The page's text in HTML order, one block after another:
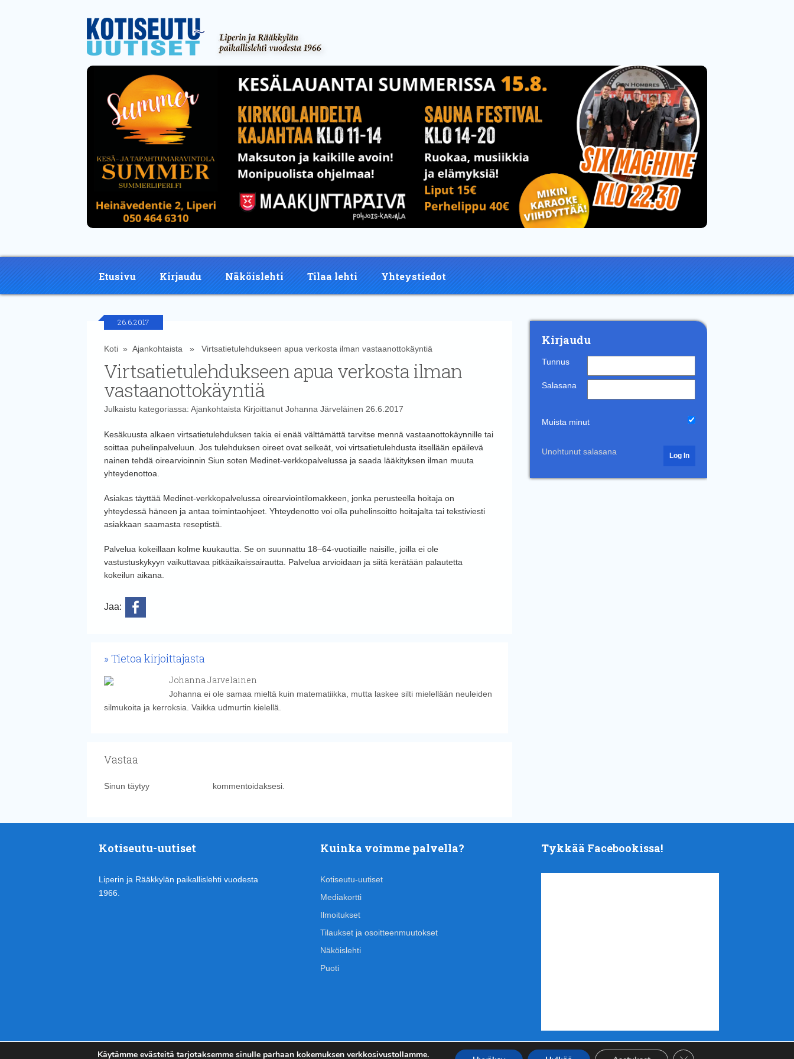
Etusivu Kirjaudu Näköislehti Tilaa lehti Yhteystiedot
26.6.2017
Koti» Ajankohtaista » Virtsatietulehdukseen apua verkosta ilman vastaanottokäyntiä
Virtsatietulehdukseen apua verkosta ilman
vastaanottokäyntiä
Julkaistu kategoriassa: Ajankohtaista Kirjoittanut Johanna Järveläinen 26.6.2017
Kesäkuusta alkaen virtsatietulehduksen takia ei enää välttämättä tarvitse mennä vastaanottokäynnille tai
soittaa puhelinpalveluun. Jos tulehduksen oireet ovat selkeät, voi virtsatietulehdusta itsellään epäilevä
nainen tehdä oirearvioinnin Siun soten Medinet-verkkopalvelussa ja saada lääkityksen ilman muuta
yhteydenottoa.
Asiakas täyttää Medinet-verkkopalvelussa oirearviointilomakkeen, jonka perusteella hoitaja on
yhteydessä häneen ja antaa toimintaohjeet. Yhteydenotto voi olla puhelinsoitto hoitajalta tai tekstiviesti
asiakkaan saamasta reseptistä.
Palvelua kokeillaan kolme kuukautta. Se on suunnattu 18–64-vuotiaille naisille, joilla ei ole
vastustuskykyyn vaikuttavaa pitkäaikaissairautta. Palvelua arvioidaan ja siitä kerätään palautetta
kokeilun aikana.
Jaa:
Tietoa kirjoittajasta
Johanna Jarvelainen
Johanna ei ole samaa mieltä kuin matematiikka, mutta laskee silti mielellään neuleiden
silmukoita ja kerroksia. Vaikka udmurtin kielellä.
Vastaa
Sinun täytyy kommentoidaksesi.
Kirjaudu
Tunnus
Salasana
Muista minut
Unohtunut salasana
Kotiseutu-uutiset
Liperin ja Rääkkylän paikallislehti vuodesta
1966.
Kuinka voimme palvella?
Kotiseutu-uutiset
Mediakortti
Ilmoitukset
Tilaukset ja osoitteenmuutokset
Näköislehti
Puoti
Tykkää Facebookissa!
Käytämme evästeitä tarjotaksemme sinulle parhaan kokemuksen verkkosivustollamme. Sulje evästebanneri